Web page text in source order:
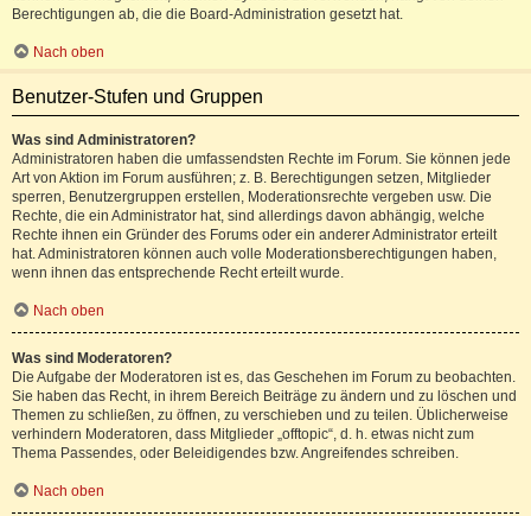
Berechtigungen ab, die die Board-Administration gesetzt hat.
Nach oben
Benutzer-Stufen und Gruppen
Was sind Administratoren?
Administratoren haben die umfassendsten Rechte im Forum. Sie können jede
Art von Aktion im Forum ausführen; z. B. Berechtigungen setzen, Mitglieder
sperren, Benutzergruppen erstellen, Moderationsrechte vergeben usw. Die
Rechte, die ein Administrator hat, sind allerdings davon abhängig, welche
Rechte ihnen ein Gründer des Forums oder ein anderer Administrator erteilt
hat. Administratoren können auch volle Moderationsberechtigungen haben,
wenn ihnen das entsprechende Recht erteilt wurde.
Nach oben
Was sind Moderatoren?
Die Aufgabe der Moderatoren ist es, das Geschehen im Forum zu beobachten.
Sie haben das Recht, in ihrem Bereich Beiträge zu ändern und zu löschen und
Themen zu schließen, zu öffnen, zu verschieben und zu teilen. Üblicherweise
verhindern Moderatoren, dass Mitglieder „offtopic“, d. h. etwas nicht zum
Thema Passendes, oder Beleidigendes bzw. Angreifendes schreiben.
Nach oben